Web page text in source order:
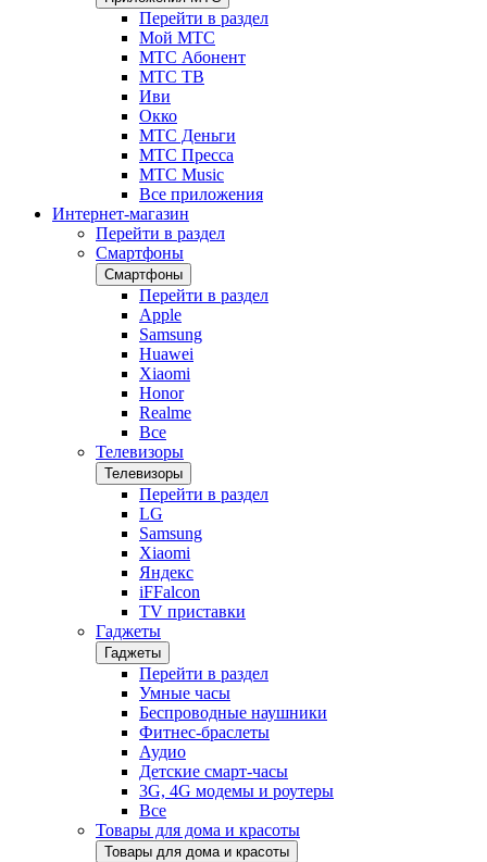
Перейти в раздел
Мой МТС
МТС Абонент
МТС ТВ
Иви
Окко
МТС Деньги
МТС Пресса
МТС Music
Все приложения
Интернет-магазин
Перейти в раздел
Смартфоны
Смартфоны
Перейти в раздел
Apple
Samsung
Huawei
Xiaomi
Honor
Realme
Все
Телевизоры
Телевизоры
Перейти в раздел
LG
Samsung
Xiaomi
Яндекс
iFFalcon
TV приставки
Гаджеты
Гаджеты
Перейти в раздел
Умные часы
Беспроводные наушники
Фитнес-браслеты
Аудио
Детские смарт-часы
3G, 4G модемы и роутеры
Все
Товары для дома и красоты
Товары для дома и красоты